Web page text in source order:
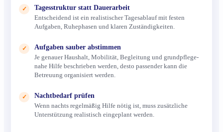
✓
Tagesstruktur statt Dauerarbeit
Entscheidend ist ein realistischer Tagesablauf mit festen
Aufgaben, Ruhephasen und klaren Zuständigkeiten.
✓
Aufgaben sauber abstimmen
Je genauer Haushalt, Mobilität, Begleitung und grundpflege-
nahe Hilfe beschrieben werden, desto passender kann die
Betreuung organisiert werden.
✓
Nachtbedarf prüfen
Wenn nachts regelmäßig Hilfe nötig ist, muss zusätzliche
Unterstützung realistisch eingeplant werden.